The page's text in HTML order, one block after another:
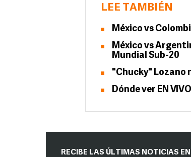
LEE TAMBIÉN
México vs
México vs
Mundial Sub-20
"Chucky" Lozano
Dónde ver EN
RECIBE LAS ÚLTIMAS NOTICIAS